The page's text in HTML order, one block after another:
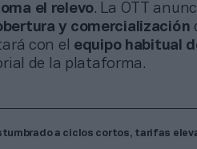
el relevo. La OTT
y comercialización
con el equipo habitual
de la plataforma.
a ciclos cortos, tarifas